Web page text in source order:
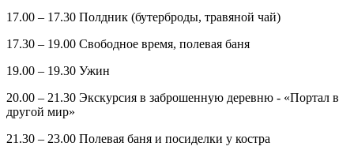
17.00 – 17.30 Полдник (бутерброды, травяной чай)
17.30 – 19.00 Свободное время, полевая баня
19.00 – 19.30 Ужин
20.00 – 21.30 Экскурсия в заброшенную деревню - «Портал в
другой мир»
21.30 – 23.00 Полевая баня и посиделки у костра